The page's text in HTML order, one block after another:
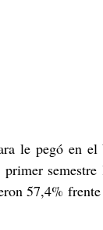
le pegó en
semestre
57,4%